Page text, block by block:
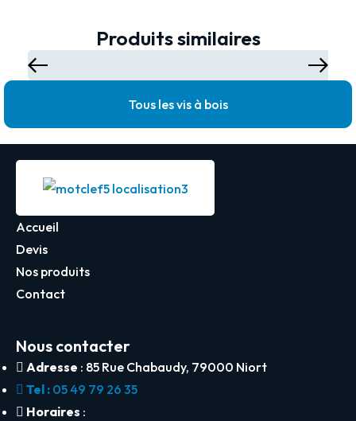
Produits similaires
Tous les vis à bois
Accueil
Devis
Nos produits
Contact
Nous contacter
Adresse : 85 Rue Chabaudy, 79000 Niort
Tel : 05 49 79 26 35
Horaires :